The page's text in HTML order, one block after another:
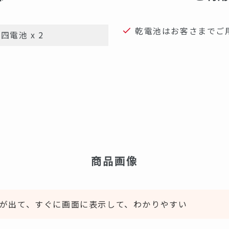
電池 x 2 乾電池はお客さまでご
商品画像
出て、すぐに画面に表示して、わかりやすい